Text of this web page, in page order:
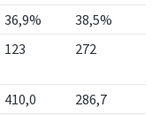
36,9%
38,5%
123 272
410,0 286,7